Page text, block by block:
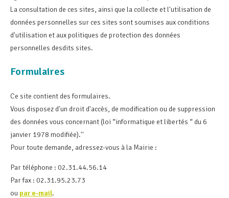
La consultation de ces sites, ainsi que la collecte et l'utilisation de
données personnelles sur ces sites sont soumises aux conditions
d'utilisation et aux politiques de protection des données
personnelles desdits sites.
Formulaires
Ce site contient des formulaires.
Vous disposez d'un droit d'accès, de modification ou de suppression
des données vous concernant (loi “informatique et libertés “ du 6
janvier 1978 modifiée).''
Pour toute demande, adressez-vous à la Mairie :
Par téléphone : 02.31.44.56.14
Par fax : 02.31.95.23.73
ou par e-mail.